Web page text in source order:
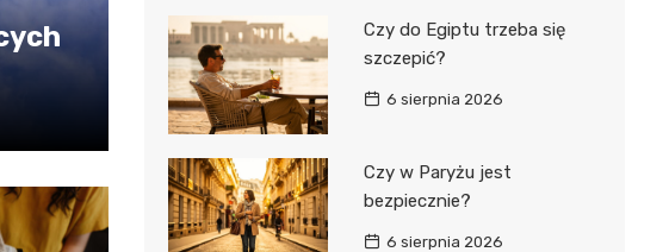
Czy do Egiptu trzeba się
szczepić?
6 sierpnia 2026
Czy w Paryżu jest
bezpiecznie?
6 sierpnia 2026